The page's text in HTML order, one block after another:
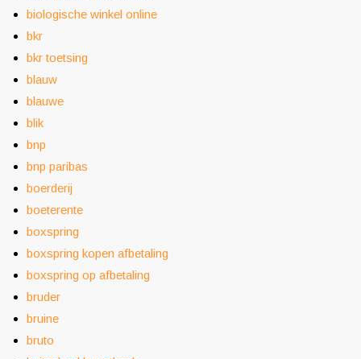
biologische winkel online
bkr
bkr toetsing
blauw
blauwe
blik
bnp
bnp paribas
boerderij
boeterente
boxspring
boxspring kopen afbetaling
boxspring op afbetaling
bruder
bruine
bruto